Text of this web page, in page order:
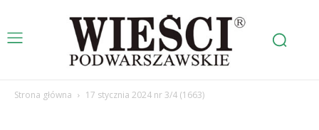
Strona główna 17 stycznia 2024 nr 3/4 (1663)